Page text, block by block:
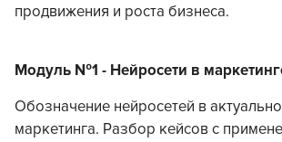
продвижения и роста бизнеса.
Модуль №1 - Нейросети в
Обозначение нейросетей в
маркетинга. Разбор кейсов с